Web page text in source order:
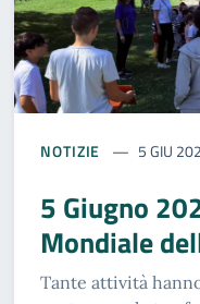
NOTIZIE 5 GIU
5 Giugno
Mondiale
Tante attività